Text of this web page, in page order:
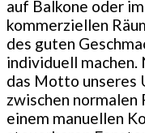
auf Balkone oder
kommerziellen
des guten
individuell
das Motto unseres
zwischen normalen
einem manuellen